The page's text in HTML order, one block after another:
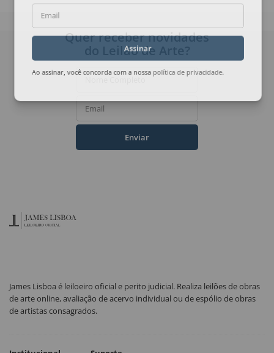
Email
Assinar
Ao assinar, você concorda com a nossa política de privacidade
Quer receber novidades
do Leilão de Arte?
Email
Enviar
James Lisboa é leiloeiro oficial e perito judicial. Realiza leilões de obras
de arte online, avaliação de acervo individual ou de espólio de obras
de artistas consagrados.